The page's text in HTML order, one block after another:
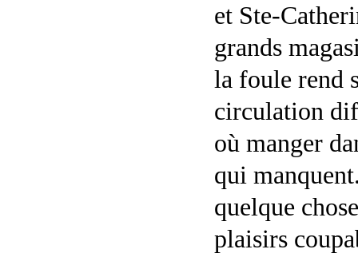
et Ste-
grands
la foule rend
circulation
où manger
qui
quelque
plaisirs